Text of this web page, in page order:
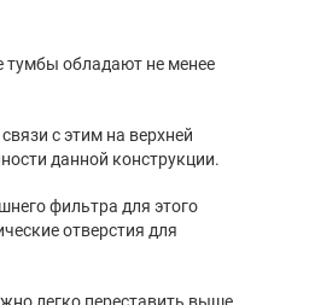
данной конструкции.